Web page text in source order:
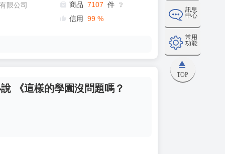
訊息
中心
常用
功能
TOP
限公司
商品 7107 件 ❔
信用 99 %
《這樣的學園沒問題嗎？